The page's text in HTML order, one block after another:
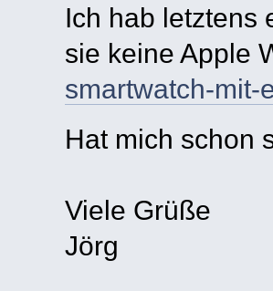
Ich hab letztens
sie keine Apple
smartwatch-mit-
Hat mich schon
Viele Grüße
Jörg